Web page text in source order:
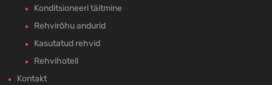
Konditsioneeri täitmine
Rehvirõhu andurid
Kasutatud rehvid
Rehvihotell
Kontakt